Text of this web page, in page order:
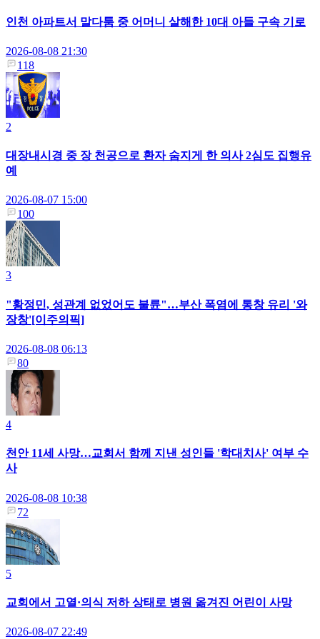
인천 아파트서 말다툼 중 어머니 살해한 10대 아들 구속 기로
2026-08-08 21:30
118
2
대장내시경 중 장 천공으로 환자 숨지게 한 의사 2심도 집행유
예
2026-08-07 15:00
100
3
"황정민, 성관계 없었어도 불륜"…부산 폭염에 통창 유리 '와
장창'[이주의픽]
2026-08-08 06:13
80
4
천안 11세 사망…교회서 함께 지낸 성인들 '학대치사' 여부 수
사
2026-08-08 10:38
72
5
교회에서 고열·의식 저하 상태로 병원 옮겨진 어린이 사망
2026-08-07 22:49